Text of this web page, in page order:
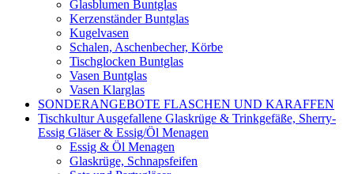
Glasblumen Buntglas
Kerzenständer Buntglas
Kugelvasen
Schalen, Aschenbecher, Körbe
Tischglocken Buntglas
Vasen Buntglas
Vasen Klarglas
SONDERANGEBOTE FLASCHEN UND KARAFFEN
Tischkultur Ausgefallene Glaskrüge & Trinkgefäße, Sherry-
Essig Gläser & Essig/Öl Menagen
Essig & Öl Menagen
Glaskrüge, Schnapsfeifen